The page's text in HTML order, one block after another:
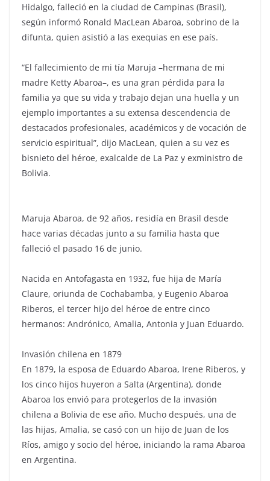
Hidalgo, falleció en la ciudad de Campinas (Brasil),
según informó Ronald MacLean Abaroa, sobrino de la
difunta, quien asistió a las exequias en ese país.
“El fallecimiento de mi tía Maruja –hermana de mi
madre Ketty Abaroa–, es una gran pérdida para la
familia ya que su vida y trabajo dejan una huella y un
ejemplo importantes a su extensa descendencia de
destacados profesionales, académicos y de vocación de
servicio espiritual”, dijo MacLean, quien a su vez es
bisnieto del héroe, exalcalde de La Paz y exministro de
Bolivia.
Maruja Abaroa, de 92 años, residía en Brasil desde
hace varias décadas junto a su familia hasta que
falleció el pasado 16 de junio.
Nacida en Antofagasta en 1932, fue hija de María
Claure, oriunda de Cochabamba, y Eugenio Abaroa
Riberos, el tercer hijo del héroe de entre cinco
hermanos: Andrónico, Amalia, Antonia y Juan Eduardo.
Invasión chilena en 1879
En 1879, la esposa de Eduardo Abaroa, Irene Riberos, y
los cinco hijos huyeron a Salta (Argentina), donde
Abaroa los envió para protegerlos de la invasión
chilena a Bolivia de ese año. Mucho después, una de
las hijas, Amalia, se casó con un hijo de Juan de los
Ríos, amigo y socio del héroe, iniciando la rama Abaroa
en Argentina.